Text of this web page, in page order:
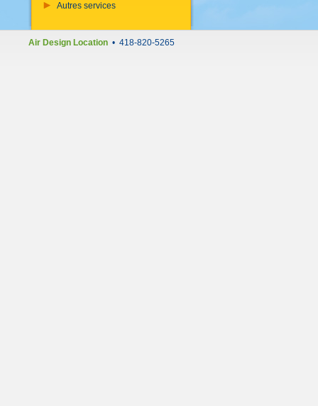
Autres services
Air Design Location • 418-820-5265